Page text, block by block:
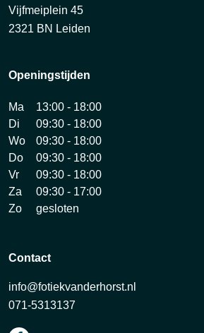
Vijfmeiplein 45
2321 BN Leiden
Openingstijden
Ma
13:00 - 18:00
Di
09:30 - 18:00
Wo
09:30 - 18:00
Do
09:30 - 18:00
Vr
09:30 - 18:00
Za
09:30 - 17:00
Zo
gesloten
Contact
info@fotiekvanderhorst.nl
071-5313137